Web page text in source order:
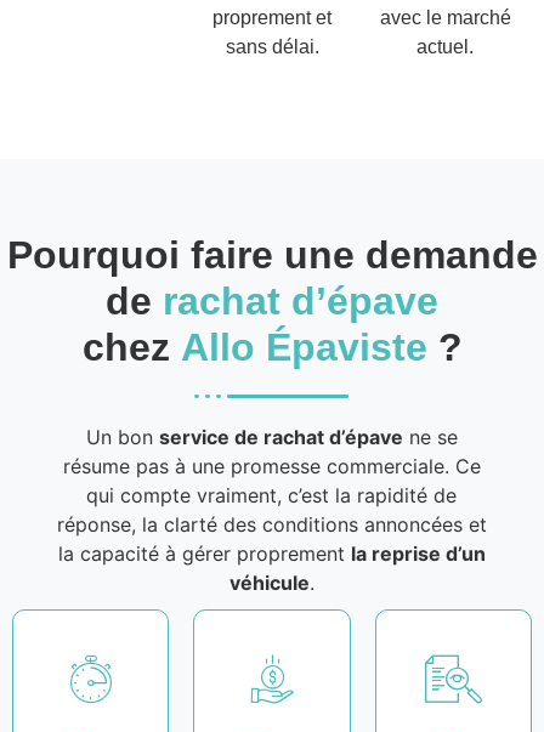
proprement et
sans délai.
avec le marché
actuel.
Pourquoi faire une demande
de rachat d’épave
chez Allo Épaviste ?
Un bon service de rachat d’épave ne se
résume pas à une promesse commerciale. Ce
qui compte vraiment, c’est la rapidité de
réponse, la clarté des conditions annoncées et
la capacité à gérer proprement la reprise d’un
véhicule.